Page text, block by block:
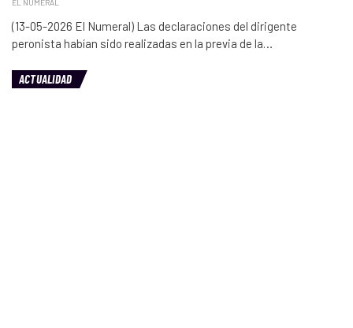
EL NUMERAL
(13-05-2026 El Numeral) Las declaraciones del dirigente
peronista habían sido realizadas en la previa de la…
ACTUALIDAD